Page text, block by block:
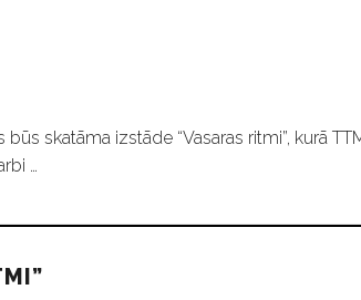
skatāma izstāde “Vasaras ritmi”, kurā
…